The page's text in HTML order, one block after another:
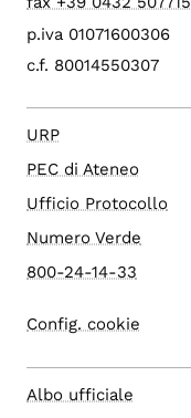
p.iva 01071600306
c.f. 80014550307
URP
PEC di Ateneo
Ufficio Protocollo
Numero Verde
800-24-14-33
Config. cookie
Albo ufficiale